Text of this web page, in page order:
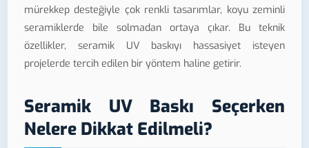
mürekkep desteğiyle çok renkli tasarımlar, koyu zeminli
seramiklerde bile solmadan ortaya çıkar. Bu teknik
özellikler, seramik UV baskıyı hassasiyet isteyen
projelerde tercih edilen bir yöntem haline getirir.
Seramik UV Baskı Seçerken
Nelere Dikkat Edilmeli?